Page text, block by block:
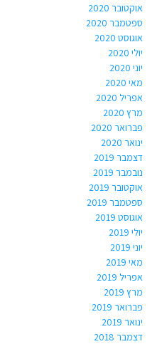
אוקטובר 2020
ספטמבר 2020
אוגוסט 2020
יולי 2020
יוני 2020
מאי 2020
אפריל 2020
מרץ 2020
פברואר 2020
ינואר 2020
דצמבר 2019
נובמבר 2019
אוקטובר 2019
ספטמבר 2019
אוגוסט 2019
יולי 2019
יוני 2019
מאי 2019
אפריל 2019
מרץ 2019
פברואר 2019
ינואר 2019
דצמבר 2018